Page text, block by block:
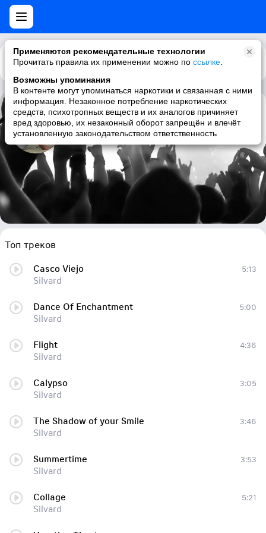
Применяются рекомендательные технологии
Прочитать правила их применении можно по ссылке
Возможны упоминания
В контенте могут упоминаться наркотики и связанная с ними
информация. Незаконное потребление наркотических
средств, психотропных веществ и их аналогов причиняет
вред здоровью, их незаконный оборот запрещён и влечёт
установленную законодательством ответственность
Каталог Рекомендации
Silvard
piano, new age, easy listening, ambient
Топ треков
Casco Viejo
Silvard
5:13
Dance Of Enchantment
Silvard
5:00
Flight
Silvard
4:36
Calypso
Silvard
3:05
The Shadow of your Smile
Silvard
3:46
Summertime
Silvard
3:53
Collage
Silvard
5:21